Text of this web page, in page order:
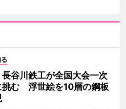
谷川鉄工が全国大会一次
挑む 浮世絵を10層の鋼板